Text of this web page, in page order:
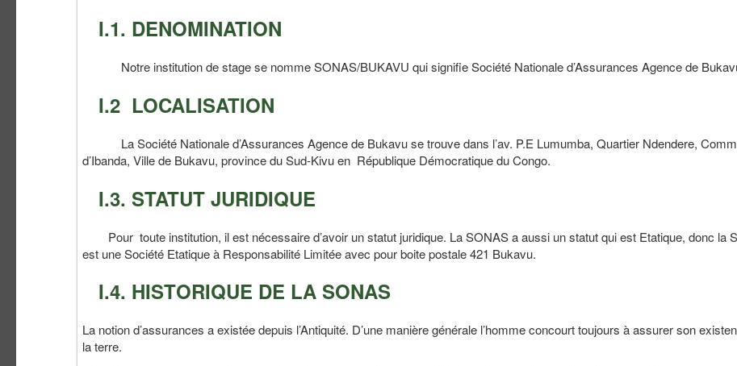
I.1. DENOMINATION
Notre institution de stage se nomme SONAS/BUKAVU qui signifie Société Nationale d’Assurances Agence de
I.2 LOCALISATION
La Société Nationale d’Assurances Agence de Bukavu se trouve dans l’av. P.E Lumumba, Quartier Ndendere,
d’Ibanda, Ville de Bukavu, province du Sud-Kivu en République Démocratique du Congo.
I.3. STATUT JURIDIQUE
Pour toute institution, il est nécessaire d’avoir un statut juridique. La SONAS a aussi un statut qui est Etatique, donc la
est une Société Etatique à Responsabilité Limitée avec pour boite postale 421 Bukavu.
I.4. HISTORIQUE DE LA SONAS
La notion d’assurances a existée depuis l’Antiquité. D’une manière générale l’homme concourt toujours à assurer son
la terre.